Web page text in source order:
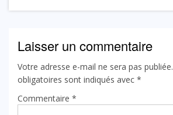
Laisser un commentaire
Votre adresse e-mail ne sera pas publiée.
obligatoires sont indiqués avec *
Commentaire *